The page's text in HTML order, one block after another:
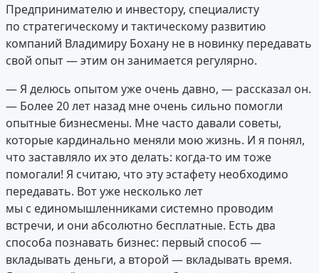
Предпринимателю и инвестору, специалисту
по стратегическому и тактическому развитию
компаний Владимиру Бохану не в новинку передавать
свой опыт — этим он занимается регулярно.
— Я делюсь опытом уже очень давно, — рассказал он.
— Более 20 лет назад мне очень сильно помогли
опытные бизнесмены. Мне часто давали советы,
которые кардинально меняли мою жизнь. И я понял,
что заставляло их это делать: когда-то им тоже
помогали! Я считаю, что эту эстафету необходимо
передавать. Вот уже несколько лет
мы с единомышленниками системно проводим
встречи, и они абсолютно бесплатные. Есть два
способа познавать бизнес: первый способ —
вкладывать деньги, а второй — вкладывать время.